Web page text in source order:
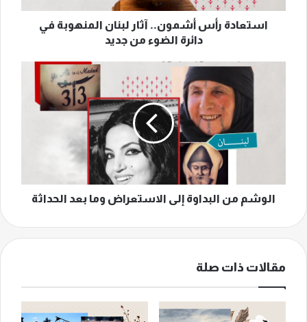
الضوء
استعادة رأس أشمون.. آثار لبنان المنهوبة في
دائرة الضوء من جديد
الوشم من البداوة إلى الاستعراض وما بعد الحداثة
مقالات ذات صلة